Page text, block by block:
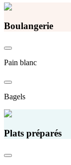
Boulangerie
Pain blanc
Bagels
Plats préparés